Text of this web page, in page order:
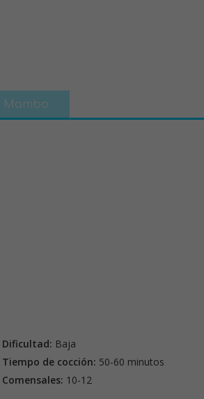
Mambo
Dificultad: Baja
Tiempo de cocción: 50-60 minutos
Comensales: 10-12